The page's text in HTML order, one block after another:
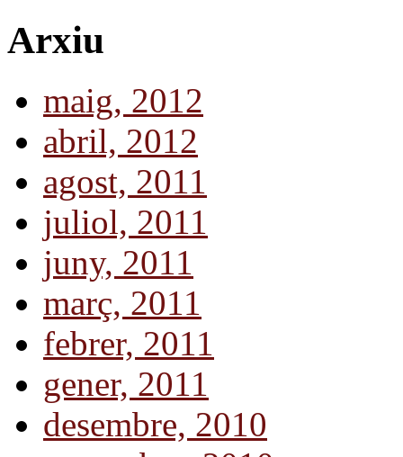
Arxiu
maig, 2012
abril, 2012
agost, 2011
juliol, 2011
juny, 2011
març, 2011
febrer, 2011
gener, 2011
desembre, 2010